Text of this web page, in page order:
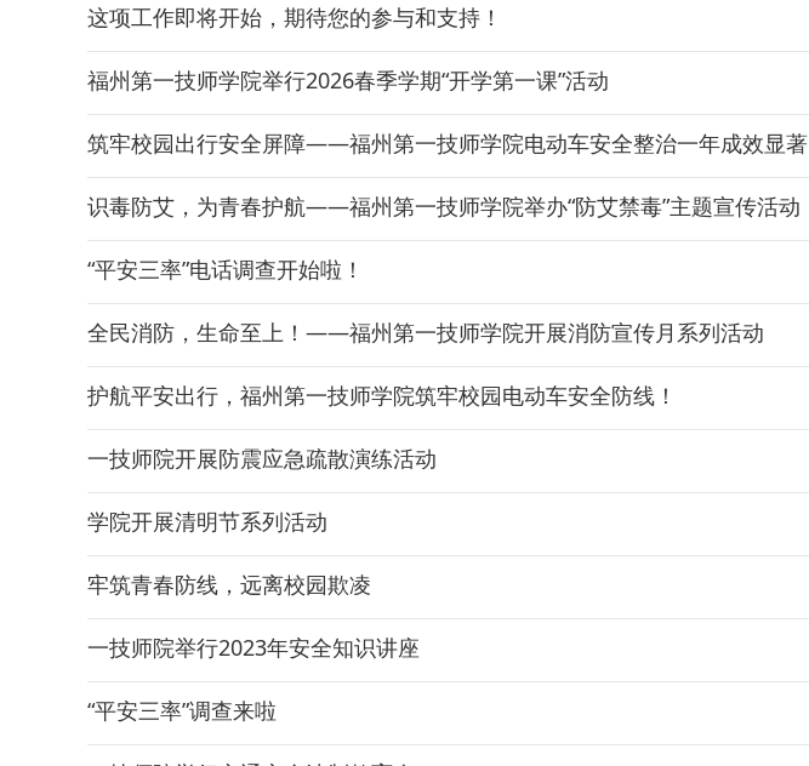
这项工作即将开始，期待您的参与和支持！
福州第一技师学院举行2026春季学期“开学第一课”活动
筑牢校园出行安全屏障——福州第一技师学院电动车安全整治一年成效显著
识毒防艾，为青春护航——福州第一技师学院举办“防艾禁毒”主题宣传活动
“平安三率”电话调查开始啦！
全民消防，生命至上！——福州第一技师学院开展消防宣传月系列活动
护航平安出行，福州第一技师学院筑牢校园电动车安全防线！
一技师院开展防震应急疏散演练活动
学院开展清明节系列活动
牢筑青春防线，远离校园欺凌
一技师院举行2023年安全知识讲座
“平安三率”调查来啦